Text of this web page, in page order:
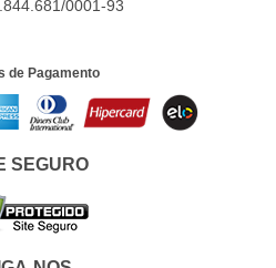
0001-93
de Pagamento
SEGURO